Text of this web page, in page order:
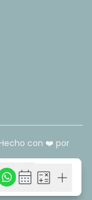
calendar_month calculate add
calendar_month calculate add
con ❤️ por